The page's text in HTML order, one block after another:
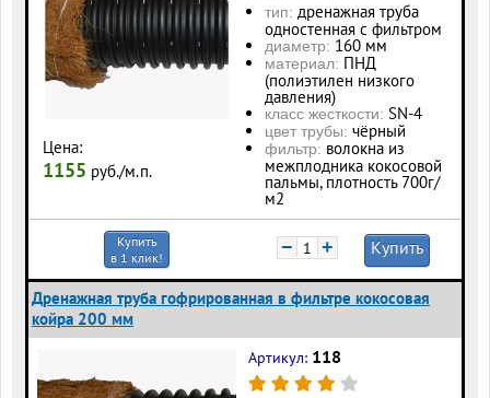
Цена:
1155 руб./м.п.
тип: дренажная труба
одностенная с фильтром
диаметр: 160 мм
материал: ПНД
(полиэтилен низкого
давления)
класс жесткости: SN-4
цвет трубы: чёрный
фильтр: волокна из
межплодника кокосовой
пальмы, плотность 700г/
м2
Купить
в 1 клик!
− + Купить
Дренажная труба гофрированная в фильтре кокосовая
койра 200 мм
Артикул: 118